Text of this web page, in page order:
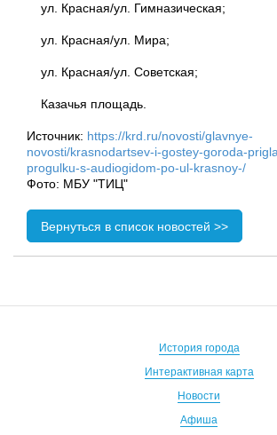
ул. Красная/ул. Гимназическая;
ул. Красная/ул. Мира;
ул. Красная/ул. Советская;
Казачья площадь.
Источник: https://krd.ru/novosti/glavnye-
novosti/krasnodartsev-i-gostey-goroda-
progulku-s-audiogidom-po-ul-krasnoy-/
Фото: МБУ "ТИЦ"
Вернуться в список новостей >>
История города
Интерактивная карта
Новости
Афиша